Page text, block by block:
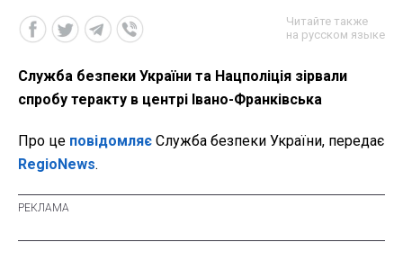
Читайте также
на русском языке
Служба безпеки України та Нацполіція зірвали
спробу теракту в центрі Івано-Франківська
Про це повідомляє Служба безпеки України, передає
RegioNews.